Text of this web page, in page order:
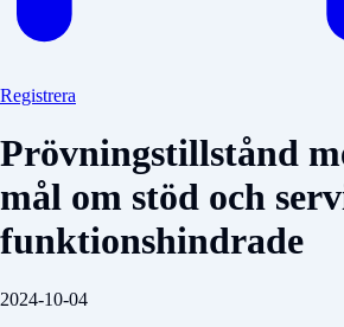
Registrera
Prövningstillstånd
mål om stöd och
funktionshindrade
2024-10-04